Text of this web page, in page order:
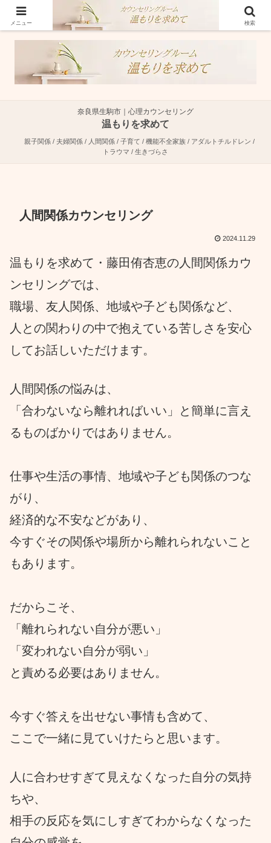
奈良県生駒市で親子関係・夫婦関係・人間関係に特化した心理カウンセラーで
す。
奈良県生駒市｜心理カウンセリング
温もりを求めて
親子関係 / 夫婦関係 / 人間関係 / 子育て / 機能不全家族 / アダルトチルドレン /
トラウマ / 生きづらさ
人間関係カウンセリング
2024.11.29
温もりを求めて・藤田侑杏恵の人間関係カウ
ンセリングでは、
職場、友人関係、地域や子ども関係など、
人との関わりの中で抱えている苦しさを安心
してお話しいただけます。
人間関係の悩みは、
「合わないなら離れればいい」と簡単に言え
るものばかりではありません。
仕事や生活の事情、地域や子ども関係のつな
がり、
経済的な不安などがあり、
今すぐその関係や場所から離れられないこと
もあります。
だからこそ、
「離れられない自分が悪い」
「変われない自分が弱い」
と責める必要はありません。
今すぐ答えを出せない事情も含めて、
ここで一緒に見ていけたらと思います。
人に合わせすぎて見えなくなった自分の気持
ちや、
相手の反応を気にしすぎてわからなくなった
メニュー 検索